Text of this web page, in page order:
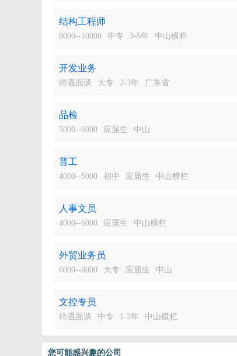
结构工程师
8000--10000
中专 3-5年 中山横栏
开发业务
待遇面谈
大专 2-3年 广东省
品检
5000--6000
应届生 中山
普工
4000--5000
初中 应届生 中山横栏
人事文员
4000--5000
应届生 中山横栏
外贸业务员
6000--8000
大专 应届生 中山
文控专员
待遇面谈
中专 1-2年 中山横栏
您可能感兴趣的公司